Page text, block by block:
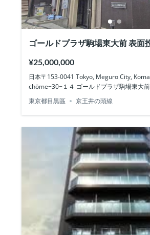
ゴールドプラザ駒場東大前 表面
¥25,000,000
日本〒153-0041 Tokyo, Meguro City,
chōme−30−１４ ゴールドプラザ駒場東大前
東京都目黒區
京王井の頭線